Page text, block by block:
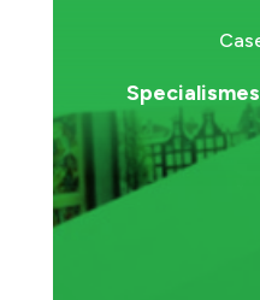
Specialismes